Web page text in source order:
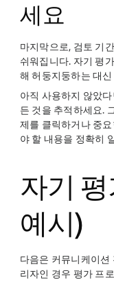
세요
마지막으로, 검토 기
쉬워집니다. 자기 평
해 허둥지둥하는 대
아직 사용하지 않았다
든 것을 추적하세요.
제를 클릭하거나 중
야 할 내용을 정확히
자기
예시)
다음은 커뮤니케이션
리자인 경우 평가 프